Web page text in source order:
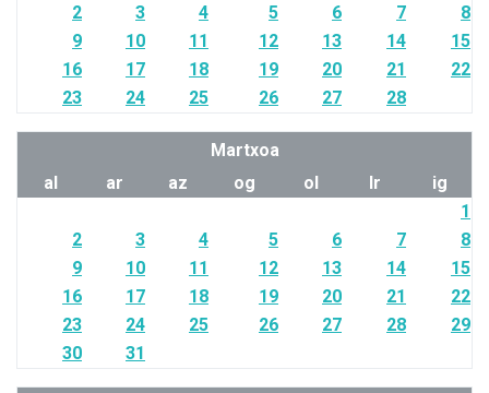
2
3 4 5 6 7
8
9
10 11 12 13 14
15
16
17 18 19 20 21
22
23
24 25 26 27 28
Martxoa
al
ar az og ol lr
ig
1
2
3 4 5 6 7
8
9
10 11 12 13 14
15
16
17 18 19 20 21
22
23
24 25 26 27 28
29
30
31